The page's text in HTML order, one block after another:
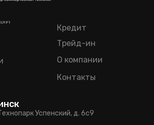
Кредит
Трейд-ин
О компании
Контакты
Успенский, д. 6c9